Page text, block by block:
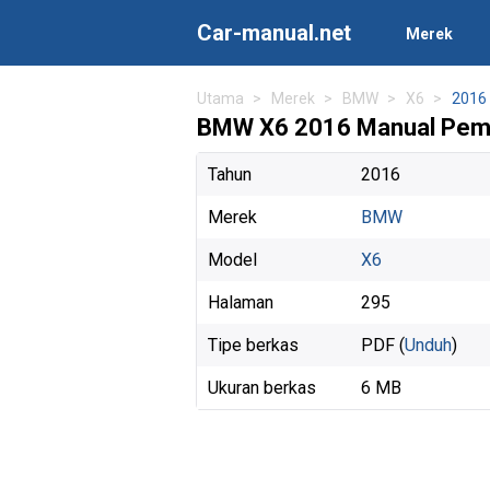
Car-manual.net Merek
Utama Merek BMW X6 2016
BMW X6 2016 Manual
Tahun 2016
Merek BMW
Model X6
Halaman 295
Tipe berkas PDF (Unduh)
Ukuran berkas 6 MB